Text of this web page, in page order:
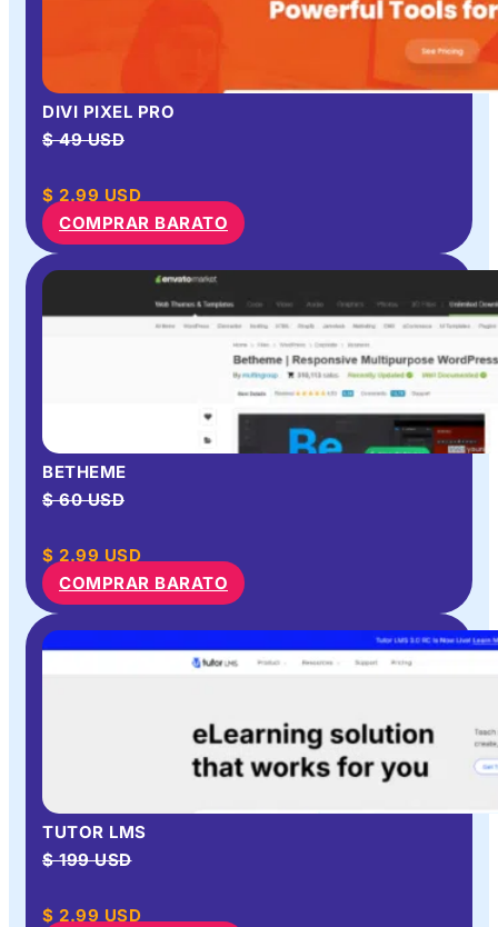
DIVI PIXEL PRO
$ 49 USD
$ 2.99 USD
COMPRAR BARATO
BETHEME
$ 60 USD
$ 2.99 USD
COMPRAR BARATO
TUTOR LMS
$ 199 USD
$ 2.99 USD